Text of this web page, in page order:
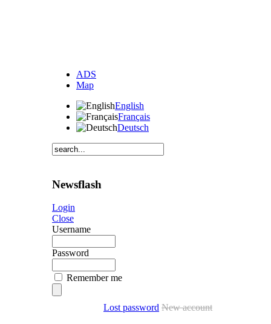
ADS
Map
English
Français
Deutsch
Newsflash
Login
Close
Username
Password
Remember me
Lost password New account